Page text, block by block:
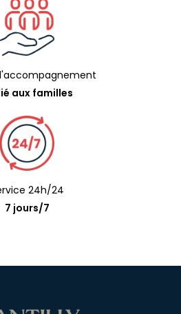
aux familles
24h/24
7 jours/7